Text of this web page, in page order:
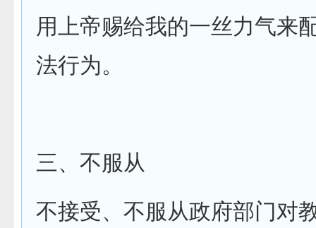
用上帝赐给我的一丝力气来
法行为。
三、不服从
不接受、不服从政府部门对